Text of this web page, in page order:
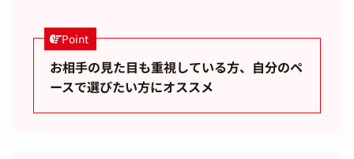
Point
お相手の見た目も重視している方、自分のペ
ースで選びたい方にオススメ